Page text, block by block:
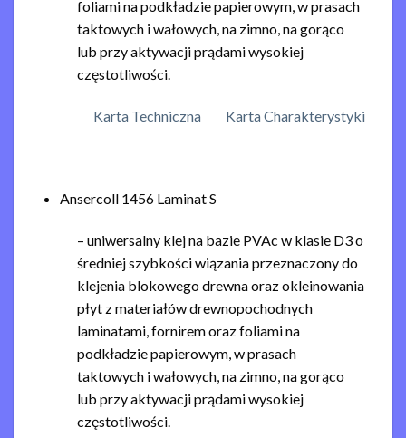
foliami na podkładzie papierowym, w prasach
taktowych i wałowych, na zimno, na gorąco
lub przy aktywacji prądami wysokiej
częstotliwości.
Karta Techniczna Karta Charakterystyki
Ansercoll 1456 Laminat S
– uniwersalny klej na bazie PVAc w klasie D3 o
średniej szybkości wiązania przeznaczony do
klejenia blokowego drewna oraz okleinowania
płyt z materiałów drewnopochodnych
laminatami, fornirem oraz foliami na
podkładzie papierowym, w prasach
taktowych i wałowych, na zimno, na gorąco
lub przy aktywacji prądami wysokiej
częstotliwości.